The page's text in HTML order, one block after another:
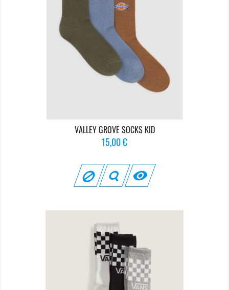
VALLEY GROVE SOCKS KID
Prix
15,00 €
